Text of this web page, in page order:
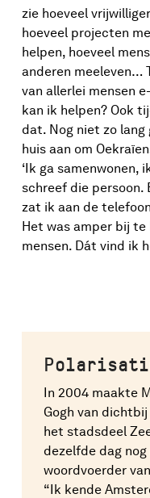
zie hoeveel
hoeveel projecten
helpen, hoeveel
anderen meeleven…
van allerlei mensen
kan ik helpen? Ook
dat. Nog niet zo
huis aan om
‘Ik ga samenwonen,
schreef die persoon.
zat ik aan de
Het was amper bij te
mensen. Dát vind ik
In 2004 maakte
Gogh van
het stadsdeel
dezelfde dag
woordvoerder
“Ik kende